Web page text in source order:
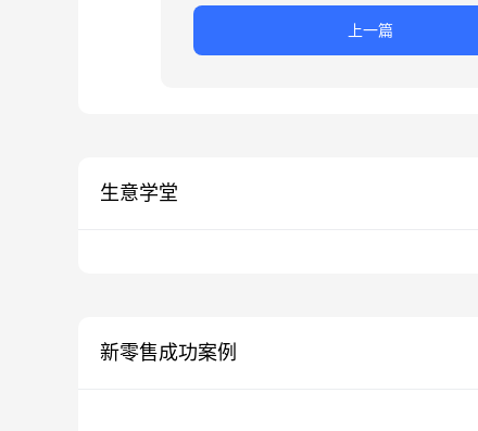
上一篇
生意学堂
新零售成功案例